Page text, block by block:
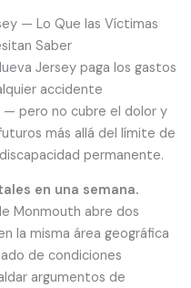
— Lo Que las Víctimas
Saber
Jersey paga los gastos
accidente
pero no cubre el dolor y
más allá del límite de
permanente.
en una semana.
Monmouth abre dos
la misma área geográfica
de condiciones
argumentos de